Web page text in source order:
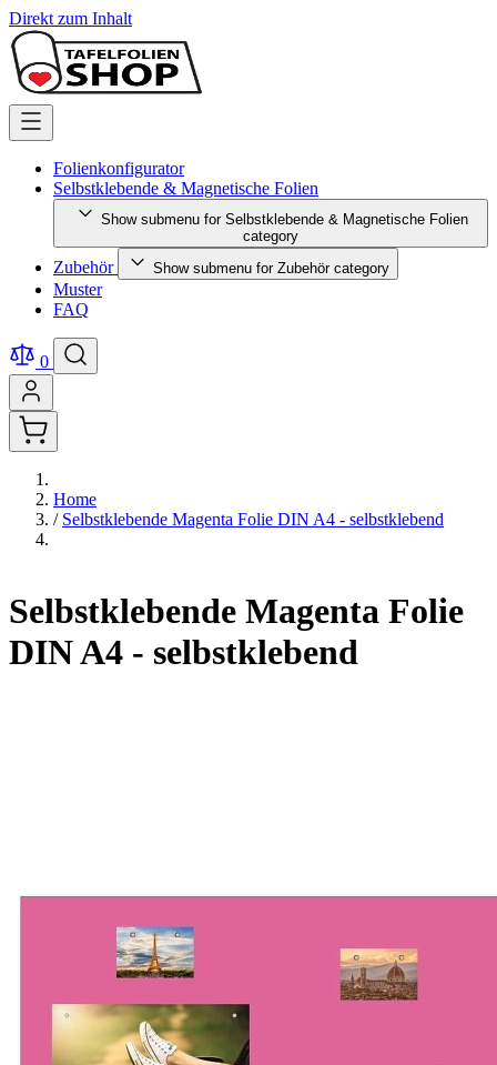
Direkt zum Inhalt
Folienkonfigurator
Selbstklebende & Magnetische Folien
Show submenu for Selbstklebende & Magnetische Folien
category
Zubehör Show submenu for Zubehör category
Muster
FAQ
0
Home
/ Selbstklebende Magenta Folie DIN A4 - selbstklebend
Selbstklebende Magenta Folie
DIN A4 - selbstklebend